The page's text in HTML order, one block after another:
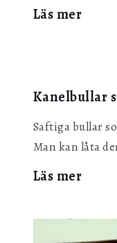
Läs mer:
&
Kanelbullar
Saftiga bullar
Man kan låta
Läs mer: